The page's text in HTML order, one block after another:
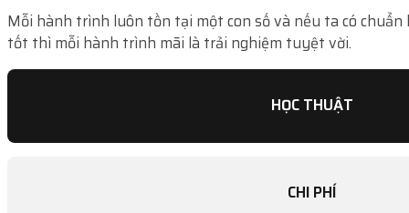
Mỗi hành trình luôn tồn tại một con số và nếu ta có chuẩn
tốt thì mỗi hành trình mãi là trải nghiệm tuyệt vời.
HỌC THUẬT
CHI PHÍ